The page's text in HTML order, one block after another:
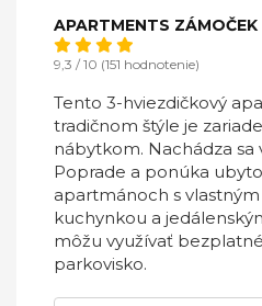
APARTMENTS ZÁMOČEK
9,3 / 10 (151 hodnotenie)
Tento 3-hviezdičkový
tradičnom štýle je
nábytkom. Nachádza
Poprade a ponúka
apartmánoch s
kuchynkou a
môžu využívať
parkovisko.